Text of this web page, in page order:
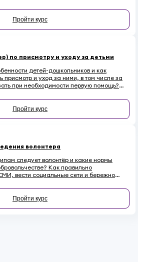
Пройти курс
по присмотру и уходу за детьми
детей-дошкольников и как
присмотр и уход за ними, в том числе за
при необходимости первую помощь?
с детьми
Пройти курс
волонтера
следует волонтёр и какие нормы
Как правильно
вести социальные сети и бережно
стать осознанным и ответственным
курс для вас.
Пройти курс